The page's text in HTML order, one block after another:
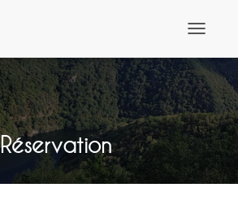
p
l
i
e
r
l
a
n
Réservation